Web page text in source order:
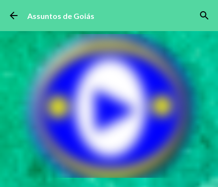
Pular para o conteúdo principal
Assuntos de Goiás